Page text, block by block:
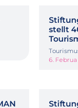
stellt
6.